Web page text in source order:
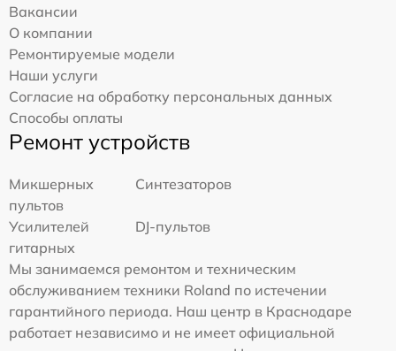
Вакансии
О компании
Ремонтируемые модели
Наши услуги
Согласие на обработку персональных данных
Способы оплаты
Ремонт устройств
Микшерных
пультов
Синтезаторов
Усилителей
гитарных
DJ-пультов
Мы занимаемся ремонтом и техническим
обслуживанием техники Roland по истечении
гарантийного периода. Наш центр в Краснодаре
работает независимо и не имеет официальной